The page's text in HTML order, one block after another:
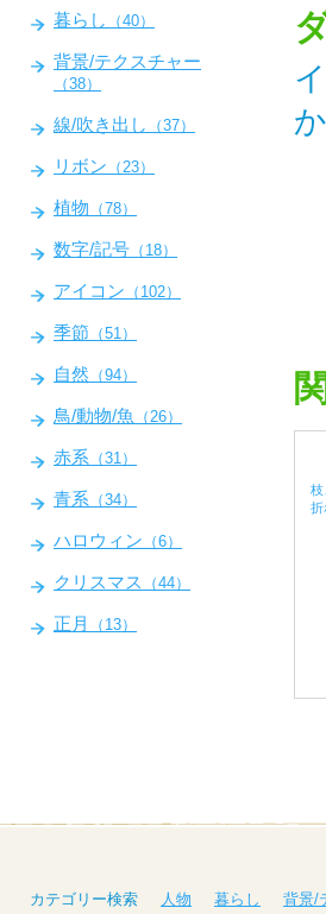
枝
折
暮らし （40）
背景/テクスチャー
（38）
線/吹き出し （37）
リボン （23）
植物 （78）
数字/記号 （18）
アイコン （102）
季節 （51）
自然 （94）
鳥/動物/魚 （26）
赤系 （31）
青系 （34）
ハロウィン （6）
クリスマス （44）
正月 （13）
カテゴリー検索 人物 暮らし 背景/